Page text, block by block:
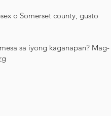
o Somerset county, gusto
sa iyong kaganapan? Mag-